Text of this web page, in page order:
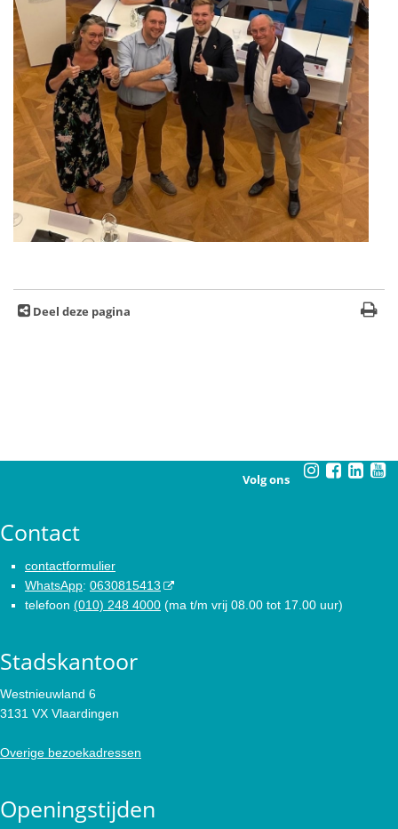
Deel deze pagina
Volg ons
Contact
contactformulier
WhatsApp: 0630815413
telefoon (010) 248 4000 (ma t/m vrij 08.00 tot 17.00 uur)
Stadskantoor
Westnieuwland 6
3131 VX Vlaardingen
Overige bezoekadressen
Openingstijden